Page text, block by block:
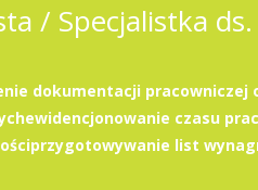
/ Specjalistka
dokumentacji pracowniczej
czasu
list